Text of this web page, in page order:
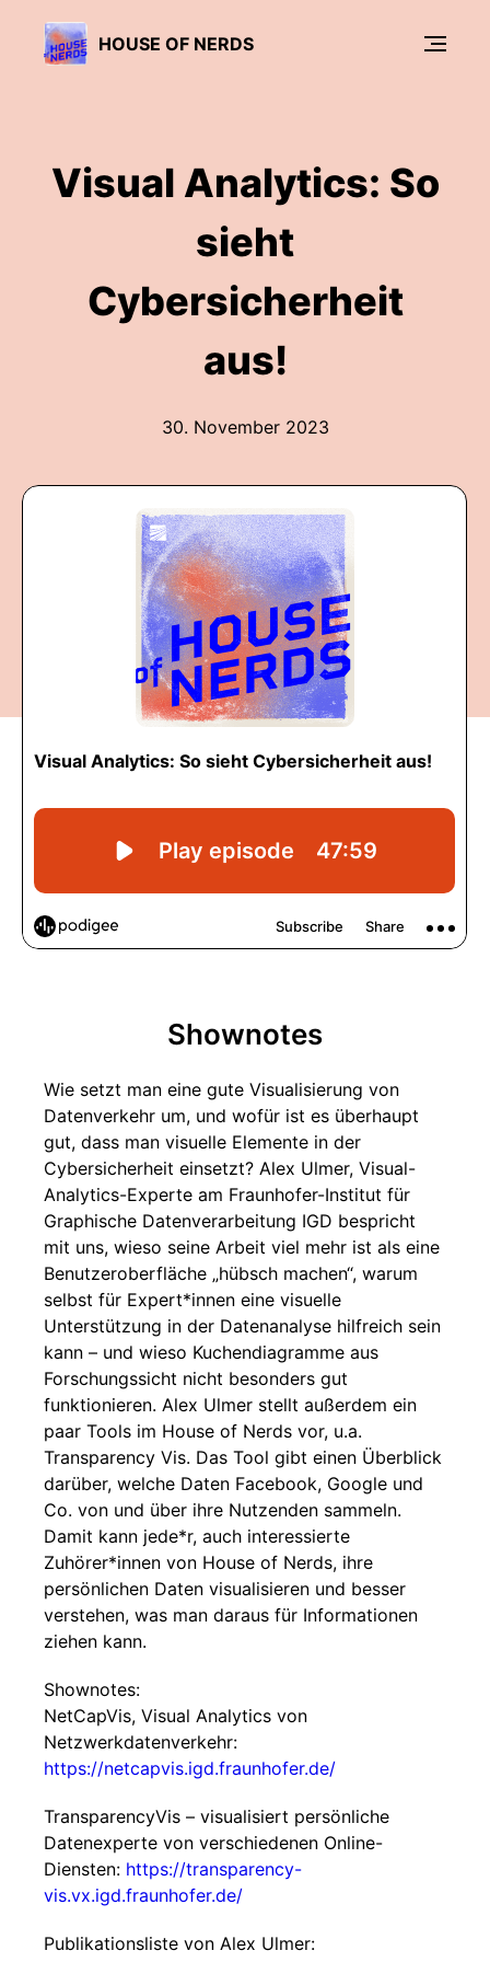
HOUSE OF NERDS
Visual Analytics: So
sieht
Cybersicherheit
aus!
30. November 2023
Shownotes
Wie setzt man eine gute Visualisierung von
Datenverkehr um, und wofür ist es überhaupt
gut, dass man visuelle Elemente in der
Cybersicherheit einsetzt? Alex Ulmer, Visual-
Analytics-Experte am Fraunhofer-Institut für
Graphische Datenverarbeitung IGD bespricht
mit uns, wieso seine Arbeit viel mehr ist als eine
Benutzeroberfläche „hübsch machen“, warum
selbst für Expert*innen eine visuelle
Unterstützung in der Datenanalyse hilfreich sein
kann – und wieso Kuchendiagramme aus
Forschungssicht nicht besonders gut
funktionieren. Alex Ulmer stellt außerdem ein
paar Tools im House of Nerds vor, u.a.
Transparency Vis. Das Tool gibt einen Überblick
darüber, welche Daten Facebook, Google und
Co. von und über ihre Nutzenden sammeln.
Damit kann jede*r, auch interessierte
Zuhörer*innen von House of Nerds, ihre
persönlichen Daten visualisieren und besser
verstehen, was man daraus für Informationen
ziehen kann.
Shownotes:
NetCapVis, Visual Analytics von
Netzwerkdatenverkehr:
https://netcapvis.igd.fraunhofer.de/
TransparencyVis – visualisiert persönliche
Datenexperte von verschiedenen Online-
Diensten: https://transparency-
vis.vx.igd.fraunhofer.de/
Publikationsliste von Alex Ulmer: